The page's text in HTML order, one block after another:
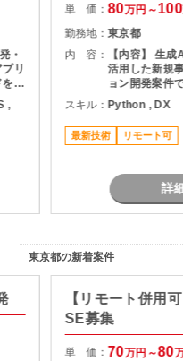
・
リ
中
・
,
単 価：80万円～100
勤務地：東京都
内 容：
【内容】 生
活用した新規
ョン開発案件
計・実装・評
き、PoCフェ
えたシステム
す。
スキル： Python , DX
最新技術 リモート可
詳
東京都の新着案件
【リモート併用
SE募集
単 価： 70万円～80